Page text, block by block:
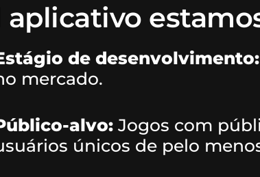
aplicativo
de desenvolvimento:
mercado.
alvo: Jogos com
únicos de pelo